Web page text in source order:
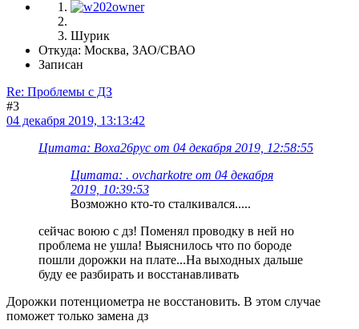
Шурик
Откуда: Москва, ЗАО/СВАО
Записан
Re: Проблемы с ДЗ
#3
04 декабря 2019, 13:13:42
Цитата: Воха26рус от 04 декабря 2019, 12:58:55
Цитата: . ovcharkotre от 04 декабря
2019, 10:39:53
Возможно кто-то сталкивался.....
сейчас воюю с дз! Поменял проводку в ней но
проблема не ушла! Выяснилось что по бороде
пошли дорожки на плате...На выходных дальше
буду ее разбирать и восстанавливать
Дорожки потенциометра не восстановить. В этом случае
поможет только замена дз